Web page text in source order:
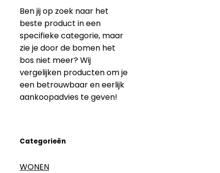
Ben jij op zoek naar het
beste product in een
specifieke categorie, maar
zie je door de bomen het
bos niet meer? Wij
vergelijken producten om je
een betrouwbaar en eerlijk
aankoopadvies te geven!
Categorieën
WONEN